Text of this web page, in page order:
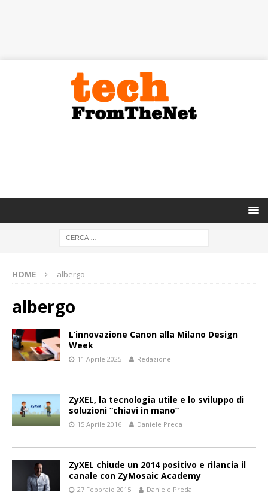
HOME albergo
albergo
L’innovazione Canon alla Milano Design
Week
11 Aprile 2025 Redazione
ZyXEL, la tecnologia utile e lo sviluppo di
soluzioni “chiavi in mano”
15 Aprile 2016 Daniele Preda
ZyXEL chiude un 2014 positivo e rilancia il
canale con ZyMosaic Academy
27 Febbraio 2015 Daniele Preda